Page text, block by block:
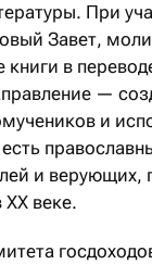
При
Завет,
книги в
—
и
и верующих,
веке.